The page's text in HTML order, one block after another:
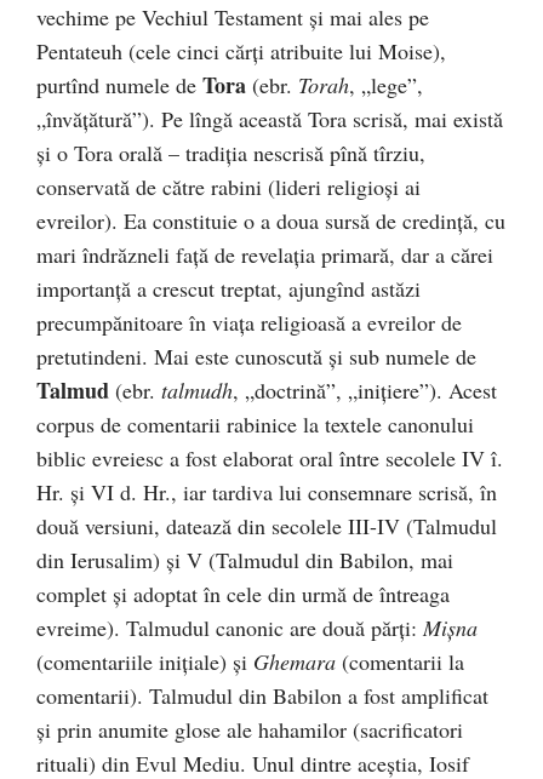
vechime pe Vechiul Testament și mai ales pe
Pentateuh (cele cinci cărți atribuite lui Moise),
purtînd numele de Tora (ebr. Torah, „lege”,
„învățătură”). Pe lîngă această Tora scrisă, mai există
și o Tora orală – tradiția nescrisă pînă tîrziu,
conservată de către rabini (lideri religioși ai
evreilor). Ea constituie o a doua sursă de credință, cu
mari îndrăzneli față de revelația primară, dar a cărei
importanță a crescut treptat, ajungînd astăzi
precumpănitoare în viața religioasă a evreilor de
pretutindeni. Mai este cunoscută și sub numele de
Talmud (ebr. talmudh, „doctrină”, „inițiere”). Acest
corpus de comentarii rabinice la textele canonului
biblic evreiesc a fost elaborat oral între secolele IV î.
Hr. și VI d. Hr., iar tardiva lui consemnare scrisă, în
două versiuni, datează din secolele III-IV (Talmudul
din Ierusalim) și V (Talmudul din Babilon, mai
complet și adoptat în cele din urmă de întreaga
evreime). Talmudul canonic are două părți: Mișna
(comentariile inițiale) și Ghemara (comentarii la
comentarii). Talmudul din Babilon a fost amplificat
și prin anumite glose ale hahamilor (sacrificatori
rituali) din Evul Mediu. Unul dintre aceștia, Iosif